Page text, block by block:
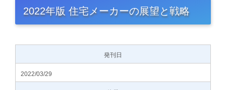
2022年版 住宅メーカーの展望と戦略
発刊日
2022/03/29